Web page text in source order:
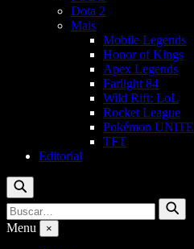
Dota 2
Mais
Mobile Legends
Honor of Kings
Apex Legends
Farlight 84
Wild Rift: LoL
Rocket League
Pokémon UNITE
TFT
Editorial
Buscar
Buscar
por:
Buscar
Menu ×